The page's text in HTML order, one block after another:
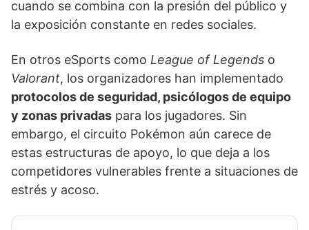
cuando se combina con la presión del público y
la exposición constante en redes sociales.
En otros eSports como League of Legends o
Valorant, los organizadores han implementado
protocolos de seguridad, psicólogos de equipo
y zonas privadas para los jugadores. Sin
embargo, el circuito Pokémon aún carece de
estas estructuras de apoyo, lo que deja a los
competidores vulnerables frente a situaciones de
estrés y acoso.